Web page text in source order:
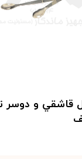
قاشقي و دوسر